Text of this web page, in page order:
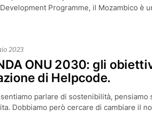
Programme, il Mozambico è
ONU 2030: gli
di Helpcode.
2023
parlare di sostenibilità, pensiamo
Dobbiamo però cercare di cambiare il